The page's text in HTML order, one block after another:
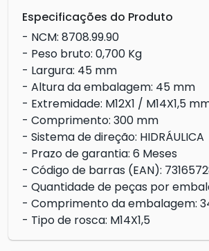
Especificações do Produto
- NCM: 8708.99.90
- Peso bruto: 0,700 Kg
- Largura: 45 mm
- Altura da embalagem: 45 mm
- Extremidade: M12X1 / M14X1,5
- Comprimento: 300 mm
- Sistema de direção: HIDRÁULICA
- Prazo de garantia: 6 Meses
- Código de barras (EAN):
- Quantidade de peças por
- Comprimento da embalagem:
- Tipo de rosca: M14X1,5